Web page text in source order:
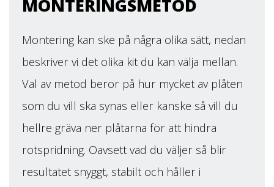
MONTERINGSMETOD
Montering kan ske på några olika sätt, nedan
beskriver vi det olika kit du kan välja mellan.
Val av metod beror på hur mycket av plåten
som du vill ska synas eller kanske så vill du
hellre gräva ner plåtarna för att hindra
rotspridning. Oavsett vad du väljer så blir
resultatet snyggt, stabilt och håller i